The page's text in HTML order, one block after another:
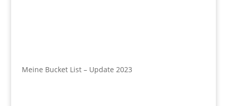
Meine Bucket List – Update 2023